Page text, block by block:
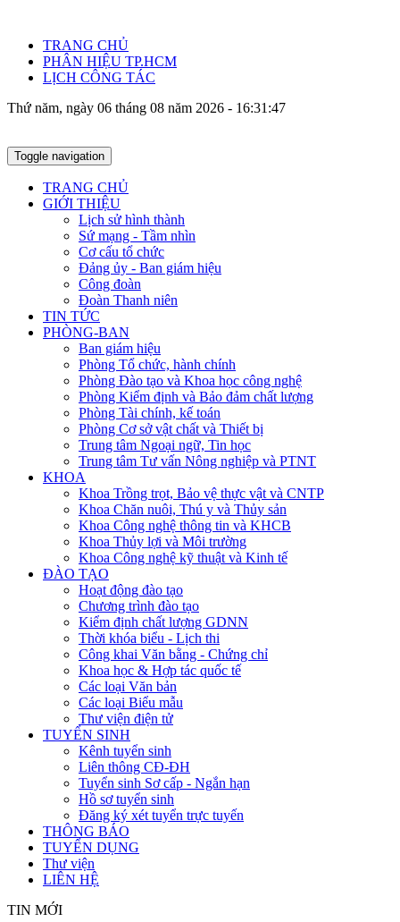
TRANG CHỦ
PHÂN HIỆU TP.HCM
LỊCH CÔNG TÁC
Thứ năm, ngày 06 tháng 08 năm 2026 - 16:31:48
Toggle navigation
TRANG CHỦ
GIỚI THIỆU
Lịch sử hình thành
Sứ mạng - Tầm nhìn
Cơ cấu tổ chức
Đảng ủy - Ban giám hiệu
Công đoàn
Đoàn Thanh niên
TIN TỨC
PHÒNG-BAN
Ban giám hiệu
Phòng Tổ chức, hành chính
Phòng Đào tạo và Khoa học công nghệ
Phòng Kiểm định và Bảo đảm chất lượng
Phòng Tài chính, kế toán
Phòng Cơ sở vật chất và Thiết bị
Trung tâm Ngoại ngữ, Tin học
Trung tâm Tư vấn Nông nghiệp và PTNT
KHOA
Khoa Trồng trọt, Bảo vệ thực vật và CNTP
Khoa Chăn nuôi, Thú y và Thủy sản
Khoa Công nghệ thông tin và KHCB
Khoa Thủy lợi và Môi trường
Khoa Công nghệ kỹ thuật và Kinh tế
ĐÀO TẠO
Hoạt động đào tạo
Chương trình đào tạo
Kiểm định chất lượng GDNN
Thời khóa biểu - Lịch thi
Công khai Văn bằng - Chứng chỉ
Khoa học & Hợp tác quốc tế
Các loại Văn bản
Các loại Biểu mẫu
Thư viện điện tử
TUYỂN SINH
Kênh tuyển sinh
Liên thông CĐ-ĐH
Tuyển sinh Sơ cấp - Ngắn hạn
Hồ sơ tuyển sinh
Đăng ký xét tuyển trực tuyến
THÔNG BÁO
TUYỂN DỤNG
Thư viện
LIÊN HỆ
TIN MỚI